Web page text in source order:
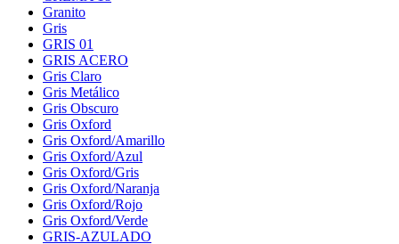
Granito
Gris
GRIS 01
GRIS ACERO
Gris Claro
Gris Metálico
Gris Obscuro
Gris Oxford
Gris Oxford/Amarillo
Gris Oxford/Azul
Gris Oxford/Gris
Gris Oxford/Naranja
Gris Oxford/Rojo
Gris Oxford/Verde
GRIS-AZULADO